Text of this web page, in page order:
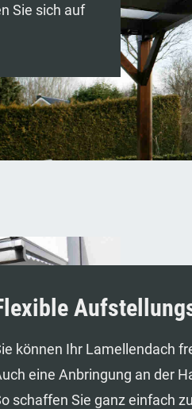
Sie sich auf
können Ihr Lamellendach
eine Anbringung an der
schaffen Sie ganz einfach